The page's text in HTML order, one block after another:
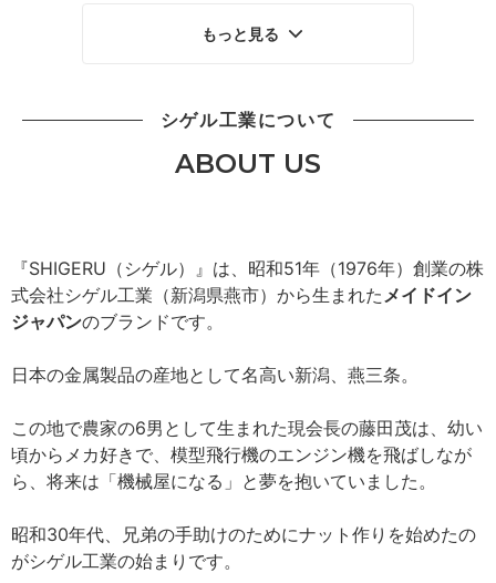
もっと見る
シゲル工業について
ABOUT US
『SHIGERU（シゲル）』は、昭和51年（1976年）創業の株
式会社シゲル工業（新潟県燕市）から生まれたメイドイン
ジャパンのブランドです。
日本の金属製品の産地として名高い新潟、燕三条。
この地で農家の6男として生まれた現会長の藤田茂は、幼い
頃からメカ好きで、模型飛行機のエンジン機を飛ばしなが
ら、将来は「機械屋になる」と夢を抱いていました。
昭和30年代、兄弟の手助けのためにナット作りを始めたの
がシゲル工業の始まりです。